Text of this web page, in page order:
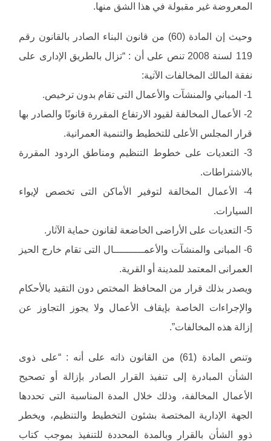
المعروضة غير مقبولة في هذا الشق منها.
وحيث إن المادة (60) من قانون البناء الصادر بالقانون رقم
119 لسنة 2008 تنص على أن : “تزال بالطريق الإدارى على
نفقة المالك المخالفات الآتية:
1- المباني والمنشآت والأعمال التى تقام بدون ترخيص.
2- الأعمال المخالفة لقيود الارتفاع المقررة قانونًا والصادر بها
قرار المجلس الأعلى للتخطيط والتنمية العمرانية.
3- التعديات على خطوط التنظيم ومناطق الردود المقررة
بالاشتراطات.
4- الأعمال المخالفة لتوفير الأماكن التى تخصص لإيواء
السيارات.
5- التعديات على الأراضى الخاضعة لقانون حماية الآثار.
6- المبانى والمنشآت والأعمــــــــــال التى تقام خارج الحيز
العمرانى المعتمد للمدينة أو القرية.
ويصدر بذلك قرار من المحافظ المختص دون التقيد بالأحكام
والإجراءات الخاصة بإيقاف الأعمال ولا يجوز التجاوز عن
إزالة هذه المخالفات”.
وتنص المادة (61) من القانون ذاته على أنه : “على ذوى
الشأن المبادرة إلى تنفيذ القرار الصادر بإزالة أو تصحيح
الأعمال المخالفة، وذلك خلال المدة المناسبة التى تحددها
الجهة الإدارية المختصة بشئون التخطيط والتنظيم، ويخطر
ذوو الشأن بالقرار وبالمدة المحددة للتنفيذ بموجب كتاب